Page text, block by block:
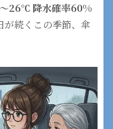
26℃ 降水確率60%
が続くこの季節、傘